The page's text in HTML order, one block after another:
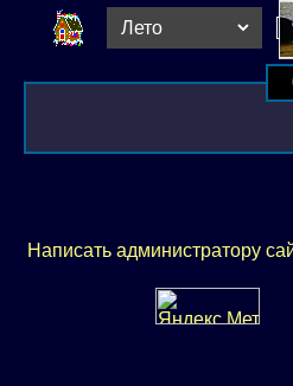
Написать администратору